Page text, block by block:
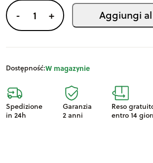
-
F
i
i
r
a
+ Aggiungi
e
:
Dostępność:W magazynie
Spedizione
in 24h
Garanzia
2 anni
Reso
entro 14